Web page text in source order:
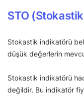
STO
Stokastik indikatörü
düşük değerlerin
Stokastik indikatörü
değildir. Bu indikatör